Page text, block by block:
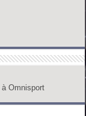
à Omnisport